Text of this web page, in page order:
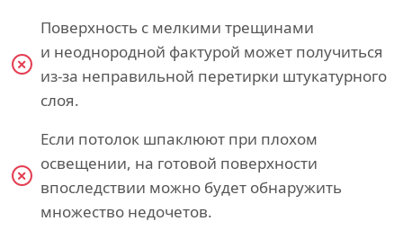
Поверхность с мелкими трещинами
и неоднородной фактурой может получиться
из-за неправильной перетирки штукатурного
слоя.
Если потолок шпаклюют при плохом
освещении, на готовой поверхности
впоследствии можно будет обнаружить
множество недочетов.